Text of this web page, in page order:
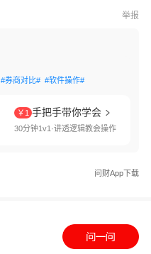
举报
#券商对比# #软件操作#
￥1 手把手带你学会
30分钟1v1·讲透逻辑教会操作
问财App下载